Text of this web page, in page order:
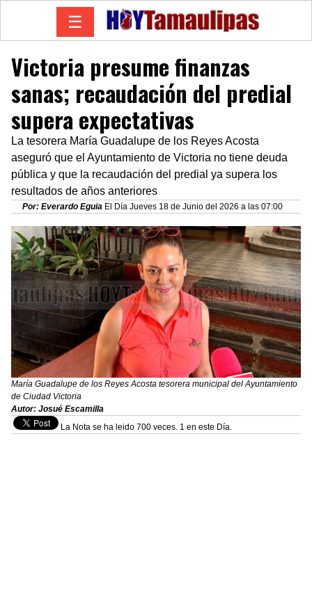
☰
Victoria presume finanzas
sanas; recaudación del predial
supera expectativas
La tesorera María Guadalupe de los Reyes Acosta
aseguró que el Ayuntamiento de Victoria no tiene deuda
pública y que la recaudación del predial ya supera los
resultados de años anteriores
Por: Everardo Eguia El Día Jueves 18 de Junio del 2026 a las 07:00
María Guadalupe de los Reyes Acosta tesorera municipal del Ayuntamiento
de Ciudad Victoria
Autor: Josué Escamilla
La Nota se ha leido 700 veces. 1 en este Día.